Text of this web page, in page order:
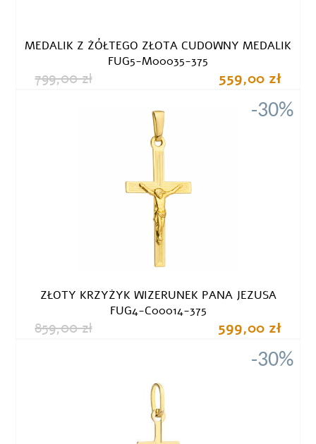
MEDALIK Z ŻÓŁTEGO ZŁOTA CUDOWNY MEDALIK
FUG5-M00035-375
799,00 zł 559,00 zł
-30%
ZŁOTY KRZYŻYK WIZERUNEK PANA JEZUSA
FUG4-C00014-375
859,00 zł 599,00 zł
-30%